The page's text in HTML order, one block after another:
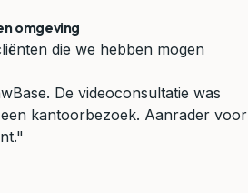
omgeving
die we hebben mogen
De videoconsultatie was
kantoorbezoek. Aanrader voor